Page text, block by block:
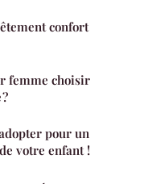
confort
femme choisir
pour un
votre enfant !